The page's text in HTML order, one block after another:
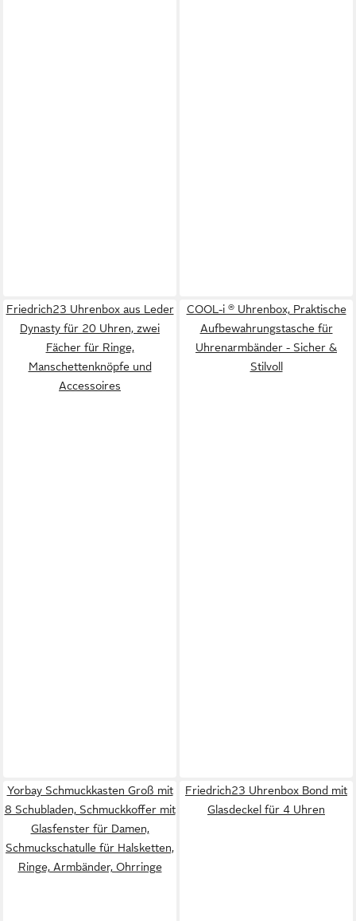
Friedrich23 Uhrenbox aus Leder
Dynasty für 20 Uhren, zwei
Fächer für Ringe,
Manschettenknöpfe und
Accessoires
COOL-i ® Uhrenbox, Praktische
Aufbewahrungstasche für
Uhrenarmbänder - Sicher &
Stilvoll
Yorbay Schmuckkasten Groß mit
8 Schubladen, Schmuckkoffer mit
Glasfenster für Damen,
Schmuckschatulle für Halsketten,
Ringe, Armbänder, Ohrringe
Friedrich23 Uhrenbox Bond mit
Glasdeckel für 4 Uhren